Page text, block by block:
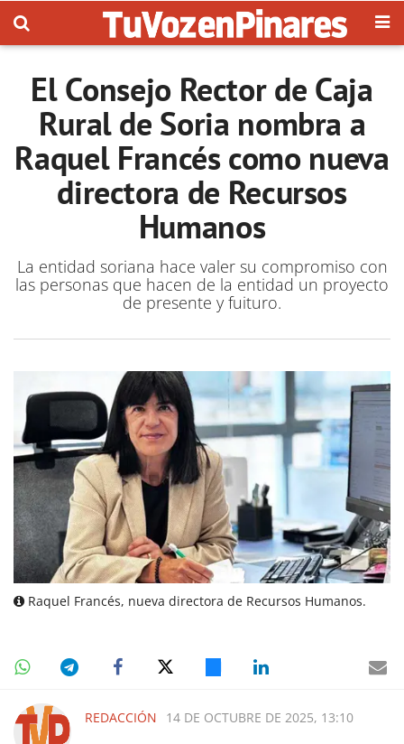
El Consejo Rector de Caja
Rural de Soria nombra a
Raquel Francés como nueva
directora de Recursos
Humanos
La entidad soriana hace valer su compromiso con
las personas que hacen de la entidad un proyecto
de presente y fuituro.
Raquel Francés, nueva directora de Recursos Humanos.
REDACCIÓN 14 DE OCTUBRE DE 2025, 13:10